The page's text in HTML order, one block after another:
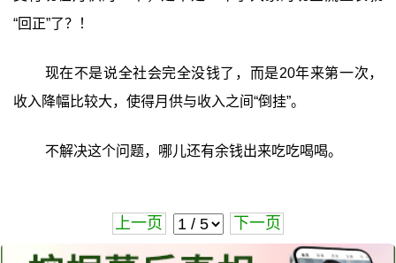
“回正”了？！
现在不是说全社会完全没钱了，而是20年来第一次，
收入降幅比较大，使得月供与收入之间“倒挂”。
不解决这个问题，哪儿还有余钱出来吃吃喝喝。
上一页 下一页